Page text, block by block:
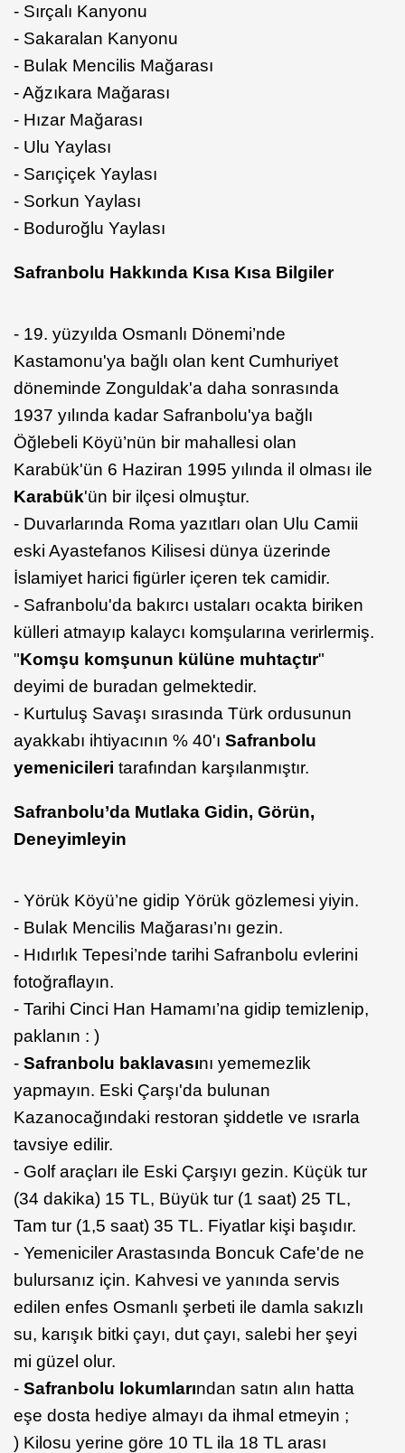
- Sırçalı Kanyonu
- Sakaralan Kanyonu
- Bulak Mencilis Mağarası
- Ağzıkara Mağarası
- Hızar Mağarası
- Ulu Yaylası
- Sarıçiçek Yaylası
- Sorkun Yaylası
- Boduroğlu Yaylası
Safranbolu Hakkında Kısa Kısa Bilgiler
- 19. yüzyılda Osmanlı Dönemi’nde
Kastamonu'ya bağlı olan kent Cumhuriyet
döneminde Zonguldak'a daha sonrasında
1937 yılında kadar Safranbolu'ya bağlı
Öğlebeli Köyü’nün bir mahallesi olan
Karabük'ün 6 Haziran 1995 yılında il olması ile
Karabük'ün bir ilçesi olmuştur.
- Duvarlarında Roma yazıtları olan Ulu Camii
eski Ayastefanos Kilisesi dünya üzerinde
İslamiyet harici figürler içeren tek camidir.
- Safranbolu'da bakırcı ustaları ocakta biriken
külleri atmayıp kalaycı komşularına verirlermiş.
"Komşu komşunun külüne muhtaçtır"
deyimi de buradan gelmektedir.
- Kurtuluş Savaşı sırasında Türk ordusunun
ayakkabı ihtiyacının % 40'ı Safranbolu
yemenicileri tarafından karşılanmıştır.
Safranbolu’da Mutlaka Gidin, Görün,
Deneyimleyin
- Yörük Köyü’ne gidip Yörük gözlemesi yiyin.
- Bulak Mencilis Mağarası’nı gezin.
- Hıdırlık Tepesi’nde tarihi Safranbolu evlerini
fotoğraflayın.
- Tarihi Cinci Han Hamamı’na gidip temizlenip,
paklanın : )
- Safranbolu baklavasını yememezlik
yapmayın. Eski Çarşı'da bulunan
Kazanocağındaki restoran şiddetle ve ısrarla
tavsiye edilir.
- Golf araçları ile Eski Çarşıyı gezin. Küçük tur
(34 dakika) 15 TL, Büyük tur (1 saat) 25 TL,
Tam tur (1,5 saat) 35 TL. Fiyatlar kişi başıdır.
- Yemeniciler Arastasında Boncuk Cafe'de ne
bulursanız için. Kahvesi ve yanında servis
edilen enfes Osmanlı şerbeti ile damla sakızlı
su, karışık bitki çayı, dut çayı, salebi her şeyi
mi güzel olur.
- Safranbolu lokumlarından satın alın hatta
eşe dosta hediye almayı da ihmal etmeyin ;
) Kilosu yerine göre 10 TL ila 18 TL arası